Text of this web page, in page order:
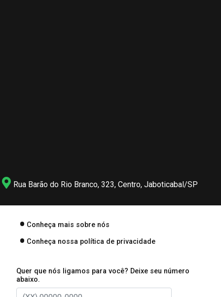
Rua Barão do Rio Branco, 323, Centro, Jaboticabal/SP
Conheça mais sobre nós
Conheça nossa política de privacidade
Quer que nós ligamos para você? Deixe seu número
abaixo.